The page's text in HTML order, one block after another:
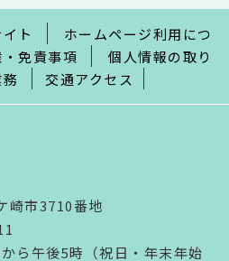
ト
ホームページ利用につ
免責事項
個人情報の取り
交通アクセス
市3710番地
ら午後5時（祝日・年末年始